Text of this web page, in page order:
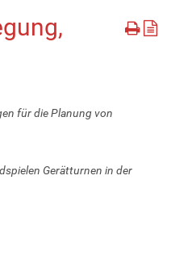
für die Planung von
Gerätturnen in der